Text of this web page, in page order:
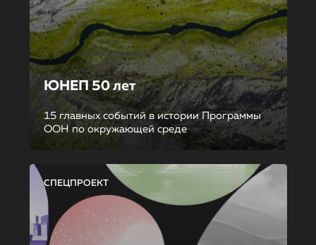
ЮНЕП 50 лет
15 главных событий в истории Программы
ООН по окружающей среде
СПЕЦПРОЕКТ